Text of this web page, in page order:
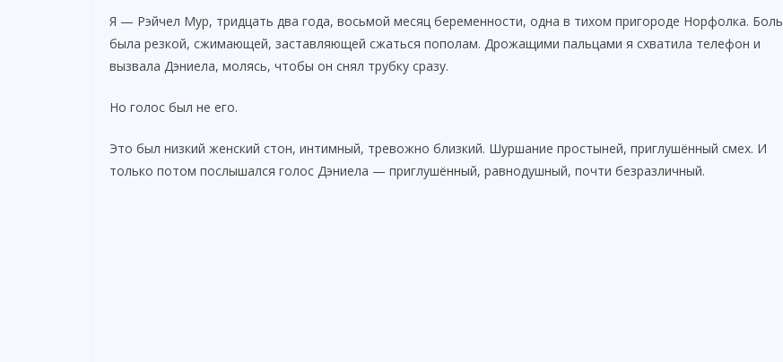
Я — Рэйчел Мур, тридцать два года, восьмой месяц беременности, одна в тихом пригороде Норфолка. Боль
была резкой, сжимающей, заставляющей сжаться пополам. Дрожащими пальцами я схватила телефон и
вызвала Дэниела, молясь, чтобы он снял трубку сразу.
Но голос был не его.
Это был низкий женский стон, интимный, тревожно близкий. Шуршание простыней, приглушённый смех. И
только потом послышался голос Дэниела — приглушённый, равнодушный, почти безразличный.